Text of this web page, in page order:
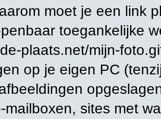
moet je een link
toegankelijke
plaats.net/mijn-
op je eigen PC
mailboxen, sites met